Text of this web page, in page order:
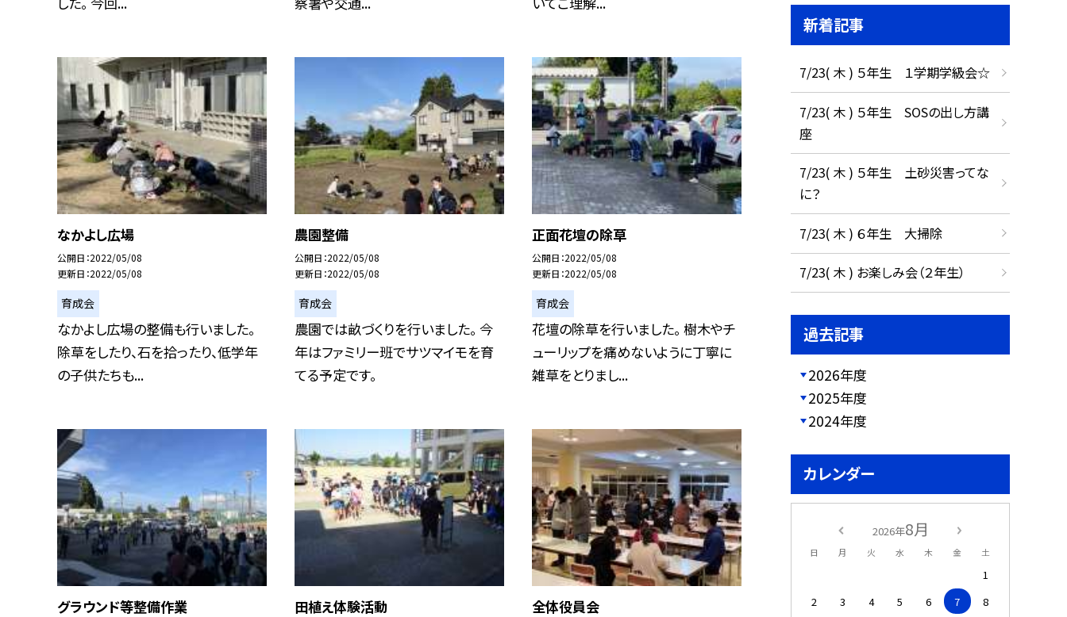
なかよし広場
公開日 2022/05/08
更新日 2022/05/08
育成会
なかよし広場の整備も行いました。
除草をしたり、石を拾ったり、低学年
の子供たちも...
農園整備
公開日 2022/05/08
更新日 2022/05/08
育成会
農園では畝づくりを行いました。 今
年はファミリー班でサツマイモを育
てる予定です。
正面花壇の除草
公開日 2022/05/08
更新日 2022/05/08
育成会
花壇の除草を行いました。 樹木やチ
ューリップを痛めないように丁寧に
雑草をとりまし...
グラウンド等整備作業 田植え体験活動 全体役員会
新着記事
7/23( 木 ) ５年生 １学期学級会☆
7/23( 木 ) ５年生 SOSの出し方講
座
7/23( 木 ) ５年生 土砂災害ってな
に？
7/23( 木 ) ６年生 大掃除
7/23( 木 ) お楽しみ会（２年生）
過去記事
2026年度
2025年度
2024年度
カレンダー
2026年8月
日 月 火 水 木 金 土
1
2
3 4 5 6 7
8